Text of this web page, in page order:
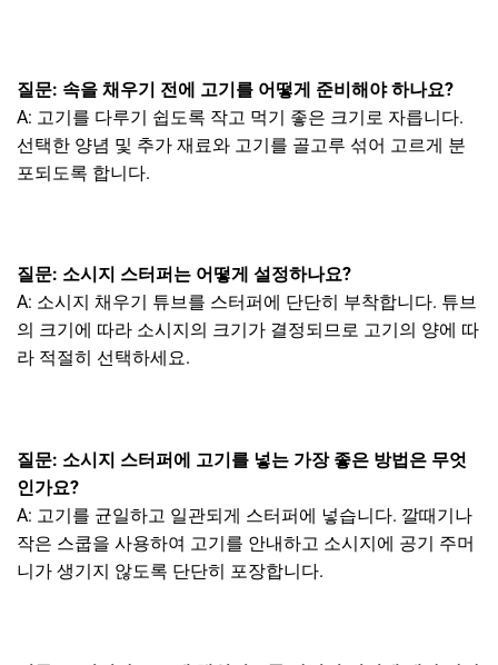
질문: 속을 채우기 전에 고기를 어떻게 준비해야 하나요?
A: 고기를 다루기 쉽도록 작고 먹기 좋은 크기로 자릅니다.
선택한 양념 및 추가 재료와 고기를 골고루 섞어 고르게 분
포되도록 합니다.
질문: 소시지 스터퍼는 어떻게 설정하나요?
A: 소시지 채우기 튜브를 스터퍼에 단단히 부착합니다. 튜브
의 크기에 따라 소시지의 크기가 결정되므로 고기의 양에 따
라 적절히 선택하세요.
질문: 소시지 스터퍼에 고기를 넣는 가장 좋은 방법은 무엇
인가요?
A: 고기를 균일하고 일관되게 스터퍼에 넣습니다. 깔때기나
작은 스쿱을 사용하여 고기를 안내하고 소시지에 공기 주머
니가 생기지 않도록 단단히 포장합니다.